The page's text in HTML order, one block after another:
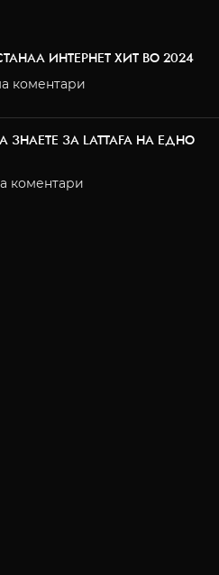
ИНТЕРНЕТ ХИТ ВО 2024
коментари
ЗНАЕТЕ ЗА LATTAFA НА ЕДНО
коментари